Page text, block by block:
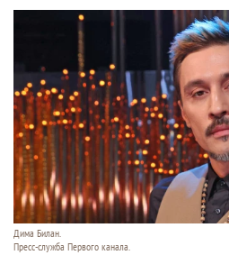
Дима Билан.
Пресс-служба Первого канала.